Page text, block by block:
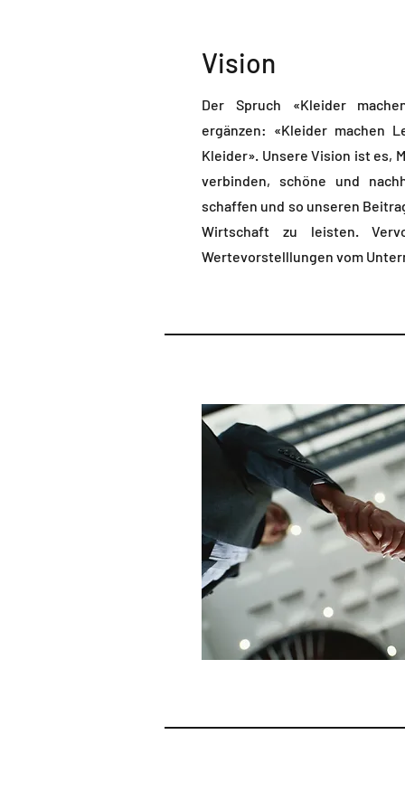
Vision
Der Spruch «Kleider
ergänzen: «Kleider machen
Kleider». Unsere Vision ist es,
verbinden, schöne und
schaffen und so unseren
Wirtschaft zu leisten.
Wertevorstelllungen vom